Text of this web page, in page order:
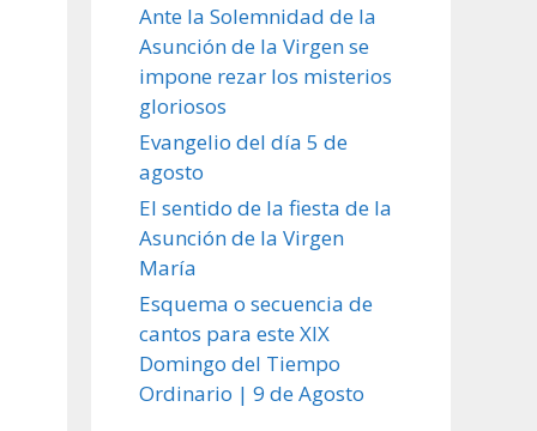
Ante la Solemnidad de la
Asunción de la Virgen se
impone rezar los misterios
gloriosos
Evangelio del día 5 de
agosto
El sentido de la fiesta de la
Asunción de la Virgen
María
Esquema o secuencia de
cantos para este XIX
Domingo del Tiempo
Ordinario | 9 de Agosto